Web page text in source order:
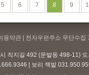
5 6 7 8 9
용약관 | 전자우편주소 무단수집
직지길 492 (문발동 498-11)
| 보리 책밭